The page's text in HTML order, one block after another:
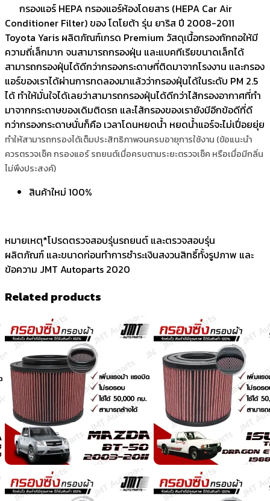
กรองแอร์ HEPA กรองแอร์ห้องโดยสาร (HEPA Car Air
Conditioner Filter) ของ โตโยต้า รุ่น ยาริส ปี 2008-2011
Toyota Yaris ผลิตภัณฑ์เกรด Premium วัสดุเนื้อกรองถักถอให้มี
ความถี่เล็กมาก จนสามารถกรองฝุ่น และแบคทีเรียขนาดเล็กได้
สามารถกรองฝุ่นได้ดีกว่ากรองกระดาษที่ติดมาจากโรงงาน และกรอง
แอร์ของเราได้ผ่านการทดลองมาแล้วว่ากรองฝุ่นได้ในระดับ PM 2.5
ได้ ทำให้มั่นใจได้เลยว่าสามารถกรองฝุ่นได้ดีกว่าไส้กรองอากาศที่ทำ
มาจากกระดาษของเดิมติดรถ และไส้กรองของเรายังมีอีกข้อดีที่ดี
กว่ากรองกระดาษนั่นก็คือ เวลาโดนหยดน้ำ หยดน้ำแอร์จะไม่เปื่อยยุ่ย
ทำให้สามารถกรองได้เต็มประสิทธิภาพจนครบอายุการใช้งาน (ข้อแนะนำ
ควรตรวจเช็ค กรองแอร์ รถยนต์เมื่อครบตามระยะตรวจเช็ค หรือเมื่อมีกลิ่น
ไม่พึงประสงค์)
สินค้าใหม่ 100%
หมายเหตุ*โปรดตรวจสอบรุ่นรถยนต์ และตรวจสอบรุ่น
ผลิตภัณฑ์ และขนาดก่อนทำการชำระเงินสงวนสิทธิ์ทั้งรูปภาพ และ
ข้อความ JMT Autoparts 2020
Related products